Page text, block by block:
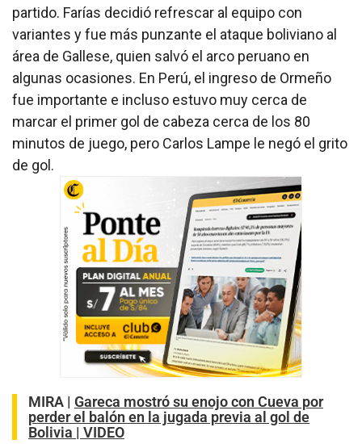
partido. Farías decidió refrescar al equipo con
variantes y fue más punzante el ataque boliviano al
área de Gallese, quien salvó el arco peruano en
algunas ocasiones. En Perú, el ingreso de Ormeño
fue importante e incluso estuvo muy cerca de
marcar el primer gol de cabeza cerca de los 80
minutos de juego, pero Carlos Lampe le negó el grito
de gol.
MIRA | Gareca mostró su enojo con Cueva por
perder el balón en la jugada previa al gol de
Bolivia | VIDEO